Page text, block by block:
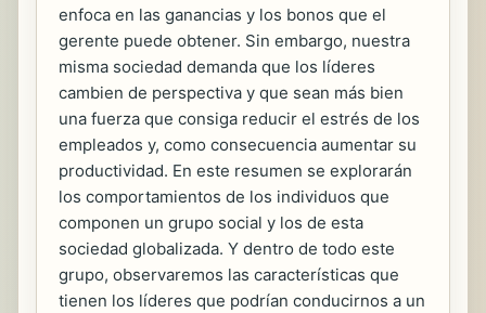
enfoca en las ganancias y los bonos que el
gerente puede obtener. Sin embargo, nuestra
misma sociedad demanda que los líderes
cambien de perspectiva y que sean más bien
una fuerza que consiga reducir el estrés de los
empleados y, como consecuencia aumentar su
productividad. En este resumen se explorarán
los comportamientos de los individuos que
componen un grupo social y los de esta
sociedad globalizada. Y dentro de todo este
grupo, observaremos las características que
tienen los líderes que podrían conducirnos a un